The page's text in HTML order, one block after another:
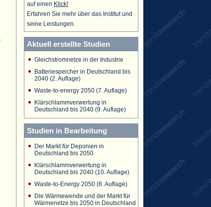
auf einen Klick!
Erfahren Sie mehr über das Institut und
seine Leistungen.
Aktuell erstellte Studien
Gleichstromnetze in der Industrie
Batteriespeicher in Deutschland bis
2040 (2. Auflage)
Waste-to-energy 2050 (7. Auflage)
Klärschlammverwertung in
Deutschland bis 2040 (9. Auflage)
Studien in Bearbeitung
Der Markt für Deponien in
Deutschland bis 2050
Klärschlammverwertung in
Deutschland bis 2040 (10. Auflage)
Waste-to-Energy 2050 (8. Auflage)
Die Wärmewende und der Markt für
Wärmenetze bis 2050 in Deutschland